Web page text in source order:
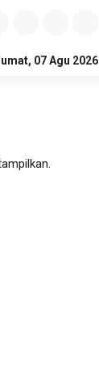
07 Agu 2026